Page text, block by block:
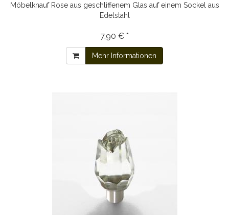
Möbelknauf Rose aus geschliffenem Glas auf einem Sockel aus
Edelstahl
7,90 € *
Mehr Informationen